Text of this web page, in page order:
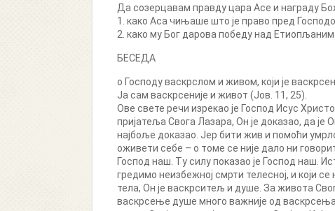
Да созерцавам правду цара Асе и награду
1. како Аса чињаше што је право пред
2. како му Бог дарова победу над
БЕСЕДА
о Господу васкрслом и живом, који је
Ја сам васкрсеније и живот (Јов. 11, 25).
Ове свете речи изрекао је Господ Исус
пријатеља Свога Лазара, Он је доказао, да
најбоље доказао. Јер бити жив и помоћи
оживети себе – о томе се није дало ни
Господ наш. Ту силу показао је Господ наш.
гредимо неизбежној смрти телесној, и који
тела, Он је васкрситељ и душе. За живота
васкрсење душе много важније од васкрсења